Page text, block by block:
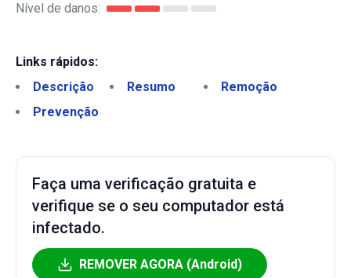
Nível de danos:
Links rápidos:
Descrição
Resumo
Remoção
Prevenção
Faça uma verificação gratuita e
verifique se o seu computador está
infectado.
REMOVER AGORA (Android)